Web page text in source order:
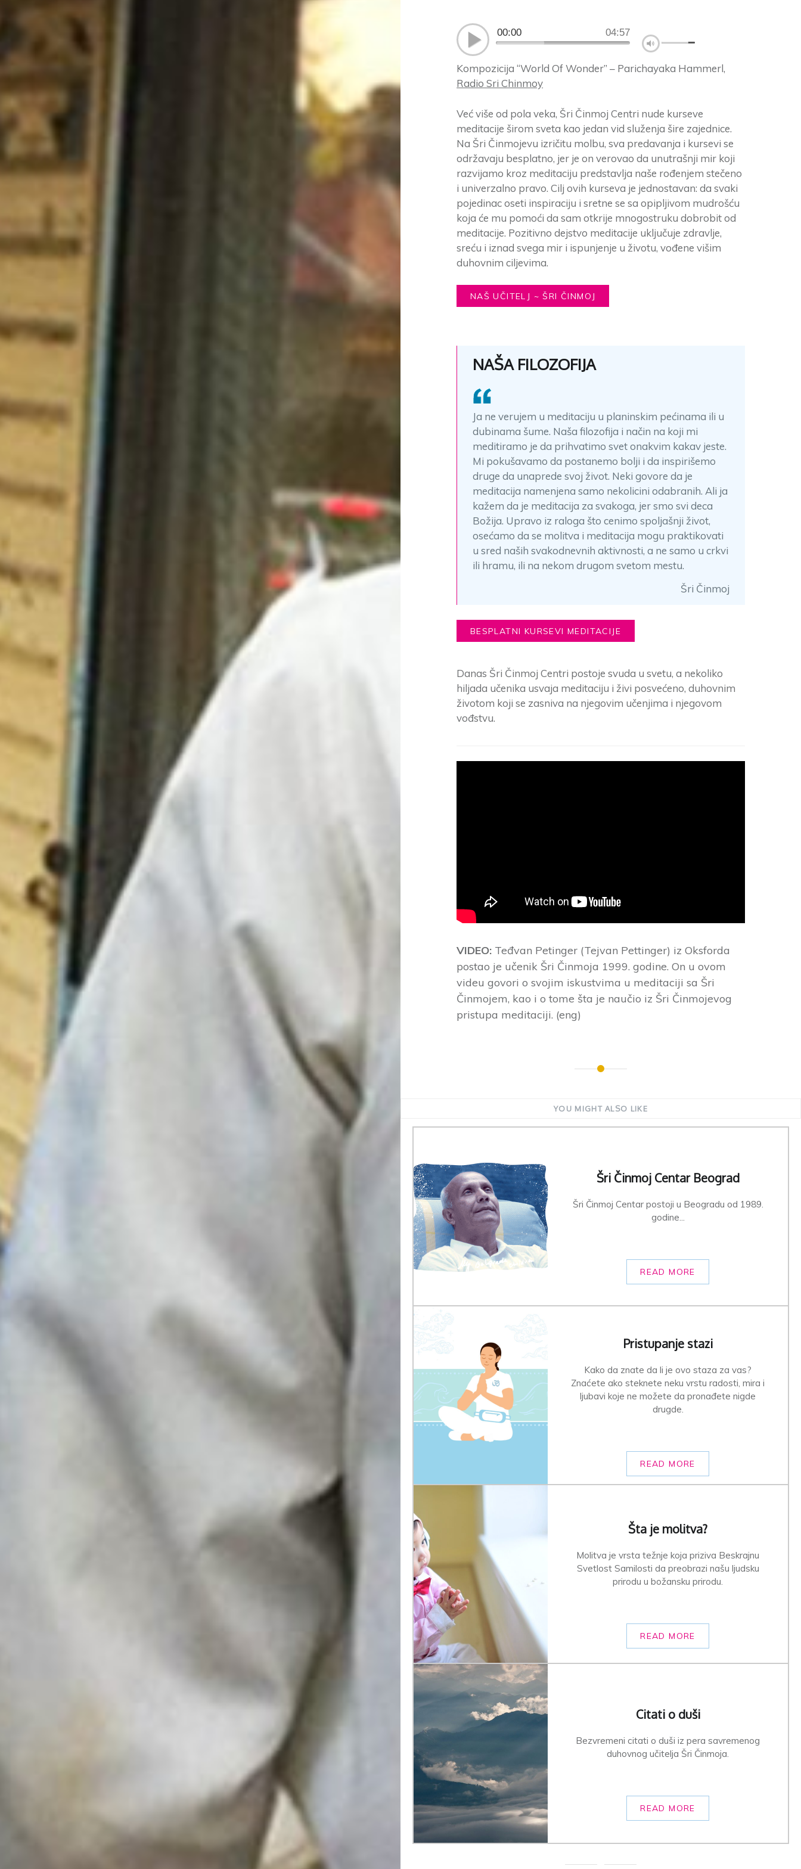
00:00 04:57
Kompozicija “World Of Wonder” – Parichayaka Hammerl,
Radio Sri Chinmoy
Već više od pola veka, Šri Činmoj Centri nude kurseve
meditacije širom sveta kao jedan vid služenja šire zajednice.
Na Šri Činmojevu izričitu molbu, sva predavanja i kursevi se
održavaju besplatno, jer je on verovao da unutrašnji mir koji
razvijamo kroz meditaciju predstavlja naše rođenjem stečeno
i univerzalno pravo. Cilj ovih kurseva je jednostavan: da svaki
pojedinac oseti inspiraciju i sretne se sa opipljivom mudrošću
koja će mu pomoći da sam otkrije mnogostruku dobrobit od
meditacije. Pozitivno dejstvo meditacije uključuje zdravlje,
sreću i iznad svega mir i ispunjenje u životu, vođene višim
duhovnim ciljevima.
NAŠ UČITELJ ~ ŠRI ČINMOJ
NAŠA FILOZOFIJA
Ja ne verujem u meditaciju u planinskim pećinama ili u
dubinama šume. Naša filozofija i način na koji mi
meditiramo je da prihvatimo svet onakvim kakav jeste.
Mi pokušavamo da postanemo bolji i da inspirišemo
druge da unaprede svoj život. Neki govore da je
meditacija namenjena samo nekolicini odabranih. Ali ja
kažem da je meditacija za svakoga, jer smo svi deca
Božija. Upravo iz raloga što cenimo spoljašnji život,
osećamo da se molitva i meditacija mogu praktikovati
u sred naših svakodnevnih aktivnosti, a ne samo u crkvi
ili hramu, ili na nekom drugom svetom mestu.
Šri Činmoj
BESPLATNI KURSEVI MEDITACIJE
Danas Šri Činmoj Centri postoje svuda u svetu, a nekoliko
hiljada učenika usvaja meditaciju i živi posvećeno, duhovnim
životom koji se zasniva na njegovim učenjima i njegovom
vođstvu.
VIDEO: Teđvan Petinger (Tejvan Pettinger) iz Oksforda
postao je učenik Šri Činmoja 1999. godine. On u ovom
videu govori o svojim iskustvima u meditaciji sa Šri
Činmojem, kao i o tome šta je naučio iz Šri Činmojevog
pristupa meditaciji. (eng)
YOU MIGHT ALSO LIKE
Šri Činmoj Centar Beograd
Šri Činmoj Centar postoji u Beogradu od 1989.
godine...
READ MORE
Pristupanje stazi
Kako da znate da li je ovo staza za vas?
Znaćete ako steknete neku vrstu radosti, mira i
ljubavi koje ne možete da pronađete nigde
drugde.
READ MORE
Šta je molitva?
Molitva je vrsta težnje koja priziva Beskrajnu
Svetlost Samilosti da preobrazi našu ljudsku
prirodu u božansku prirodu.
READ MORE
Citati o duši
Bezvremeni citati o duši iz pera savremenog
duhovnog učitelja Šri Činmoja.
READ MORE